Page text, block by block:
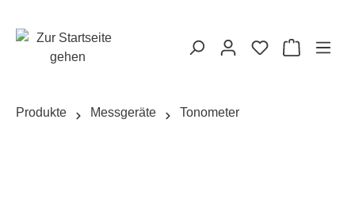
Produkte Messgeräte Tonometer